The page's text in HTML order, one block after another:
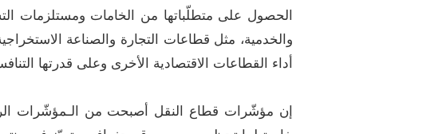
الحصول على متطلّباتها من الخامات ومستلزمات
والخدمية، مثل قطاعات التجارة والصناعة
أداء القطاعات الاقتصادية الأخرى وعلى قدرتها
إن مؤشّرات قطاع النقل أصبحت من الـمؤشّرات